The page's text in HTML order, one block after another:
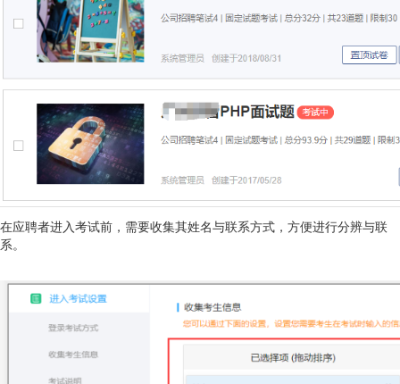
在应聘者进入考试前，需要收集其姓名与联系方式，方便进行分辨与联
系。